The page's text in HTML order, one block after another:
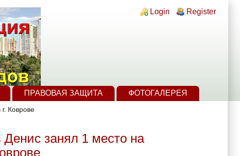
Login links
Login Register
ПРАВОВАЯ ЗАЩИТА
ФОТОГАЛЕРЕЯ
Коврове
занял 1 место на